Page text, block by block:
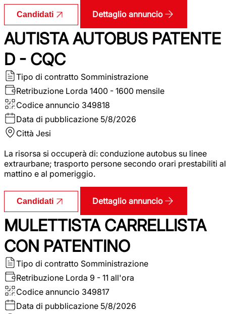
Candidati Dettaglio annuncio
AUTISTA AUTOBUS PATENTE
D - CQC
Tipo di contratto Somministrazione
Retribuzione Lorda 1400 - 1600 mensile
Codice annuncio 349818
Data di pubblicazione 5/8/2026
Città Jesi
La risorsa si occuperà di: conduzione autobus su linee
extraurbane; trasporto persone secondo orari prestabiliti al
mattino e al pomeriggio.
Candidati Dettaglio annuncio
MULETTISTA CARRELLISTA
CON PATENTINO
Tipo di contratto Somministrazione
Retribuzione Lorda 9 - 11 all'ora
Codice annuncio 349817
Data di pubblicazione 5/8/2026